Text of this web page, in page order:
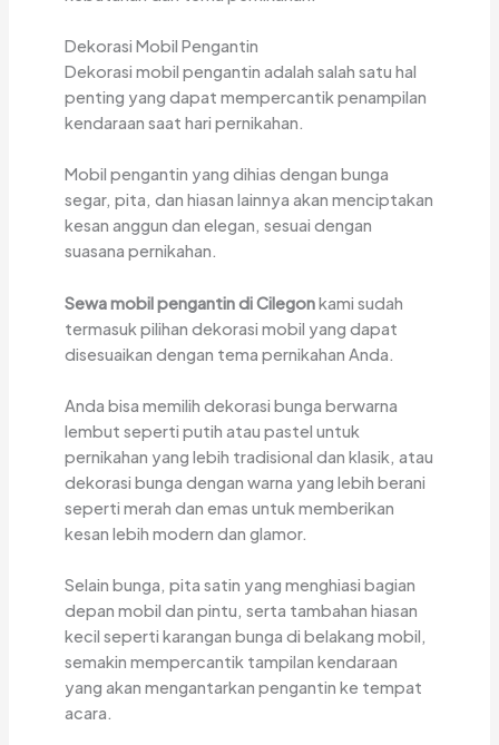
Dekorasi Mobil Pengantin
Dekorasi mobil pengantin adalah salah satu hal
penting yang dapat mempercantik penampilan
kendaraan saat hari pernikahan.
Mobil pengantin yang dihias dengan bunga
segar, pita, dan hiasan lainnya akan menciptakan
kesan anggun dan elegan, sesuai dengan
suasana pernikahan.
Sewa mobil pengantin di Cilegonkami sudah
termasuk pilihan dekorasi mobil yang dapat
disesuaikan dengan tema pernikahan Anda.
Anda bisa memilih dekorasi bunga berwarna
lembut seperti putih atau pastel untuk
pernikahan yang lebih tradisional dan klasik, atau
dekorasi bunga dengan warna yang lebih berani
seperti merah dan emas untuk memberikan
kesan lebih modern dan glamor.
Selain bunga, pita satin yang menghiasi bagian
depan mobil dan pintu, serta tambahan hiasan
kecil seperti karangan bunga di belakang mobil,
semakin mempercantik tampilan kendaraan
yang akan mengantarkan pengantin ke tempat
acara.